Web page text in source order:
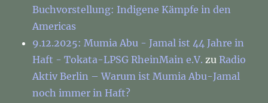
Buchvorstellung: Indigene Kämpfe in den
Americas
9.12.2025: Mumia Abu - Jamal ist 44 Jahre in
Haft - Tokata-LPSG RheinMain e.V. zuRadio
Aktiv Berlin – Warum ist Mumia Abu-Jamal
noch immer in Haft?